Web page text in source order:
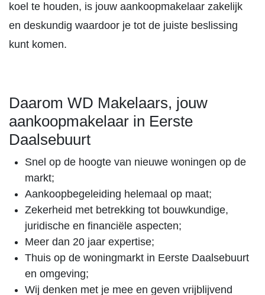
koel te houden, is jouw aankoopmakelaar zakelijk
en deskundig waardoor je tot de juiste beslissing
kunt komen.
Daarom WD Makelaars, jouw
aankoopmakelaar in Eerste
Daalsebuurt
Snel op de hoogte van nieuwe woningen op de
markt;
Aankoopbegeleiding helemaal op maat;
Zekerheid met betrekking tot bouwkundige,
juridische en financiële aspecten;
Meer dan 20 jaar expertise;
Thuis op de woningmarkt in Eerste Daalsebuurt
en omgeving;
Wij denken met je mee en geven vrijblijvend